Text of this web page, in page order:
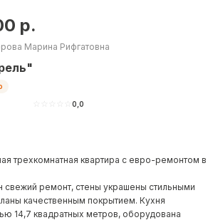
р.
Марина Рифгатовна
0,0
трехкомнатная квартира с евро-ремонтом в
свежий ремонт, стены украшены стильными
качественным покрытием. Кухня
14,7 квадратных метров, оборудована